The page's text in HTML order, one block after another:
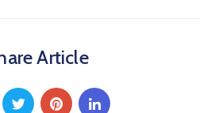
Article